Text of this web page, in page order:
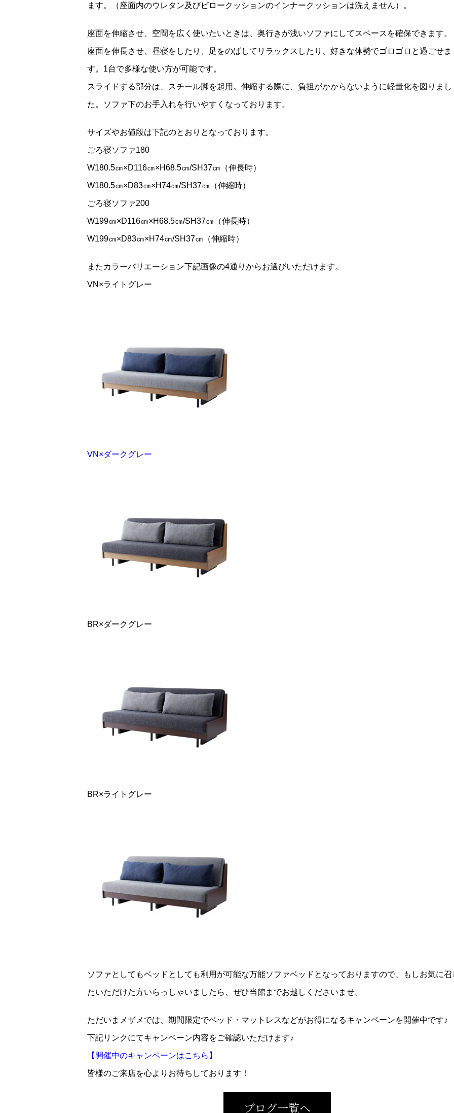
ます。（座面内のウレタン及びピロークッションのインナークッションは洗えません）。
座面を伸縮させ、空間を広く使いたいときは、奥行きが浅いソファにしてスペースを確保できます。
座面を伸長させ、昼寝をしたり、足をのばしてリラックスしたり、好きな体勢でゴロゴロと過ごせま
す。1台で多様な使い方が可能です。
スライドする部分は、スチール脚を起用。伸縮する際に、負担がかからないように軽量化を図りまし
た。ソファ下のお手入れを行いやすくなっております。
サイズやお値段は下記のとおりとなっております。
ごろ寝ソファ180
W180.5㎝×D116㎝×H68.5㎝/SH37㎝（伸長時）
W180.5㎝×D83㎝×H74㎝/SH37㎝（伸縮時）
ごろ寝ソファ200
W199㎝×D116㎝×H68.5㎝/SH37㎝（伸長時）
W199㎝×D83㎝×H74㎝/SH37㎝（伸縮時）
またカラーバリエーション下記画像の4通りからお選びいただけます。
VN×ライトグレー
VN×ダークグレー
BR×ダークグレー
BR×ライトグレー
ソファとしてもベッドとしても利用が可能な万能ソファベッドとなっておりますので、もしお気に召
たいただけた方いらっしゃいましたら、ぜひ当館までお越しくださいませ。
ただいまメザメでは、期間限定でベッド・マットレスなどがお得になるキャンペーンを開催中です♪
下記リンクにてキャンペーン内容をご確認いただけます♪
【開催中のキャンペーンはこちら】
皆様のご来店を心よりお待ちしております！
ブログ一覧へ